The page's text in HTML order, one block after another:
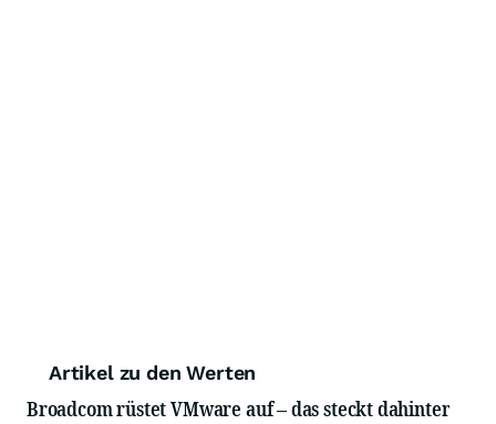
Artikel zu den Werten
Broadcom rüstet VMware auf – das steckt dahinter